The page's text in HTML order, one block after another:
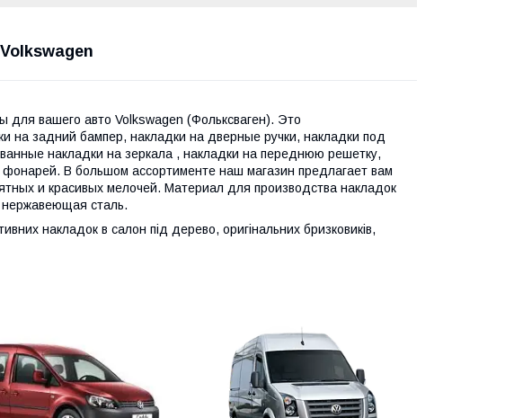
для вашего авто Volkswagen (Фольксваген). Это
на задний бампер, накладки на дверные ручки, накладки под
накладки на зеркала , накладки на переднюю решетку,
В большом ассортименте наш магазин предлагает вам
и красивых мелочей. Материал для производства накладок
нержавеющая сталь.
накладок в салон під дерево, оригінальних бризковиків,